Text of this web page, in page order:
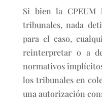
Si bien la
tribunales, nada
para el caso,
reinterpretar o a
normativos
los tribunales en
una autorización